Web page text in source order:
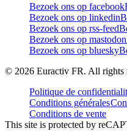
Bezoek ons op facebook
Bezoek ons op linkedin
Bezoek ons op rss-feed
Bezoek ons op mastodon
Bezoek ons op bluesky
© 2026 Euractiv FR. All rights
Politique de
Conditions générales
Conditions de vente
This site is protected by